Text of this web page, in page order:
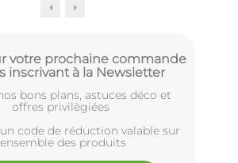
votre prochaine commande
inscrivant à la Newsletter
bons plans, astuces déco et
offres privilègiées
code de réduction valable sur
des produits